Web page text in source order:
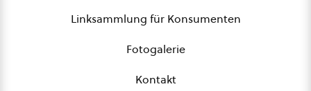
Linksammlung für Konsumenten
Fotogalerie
Kontakt